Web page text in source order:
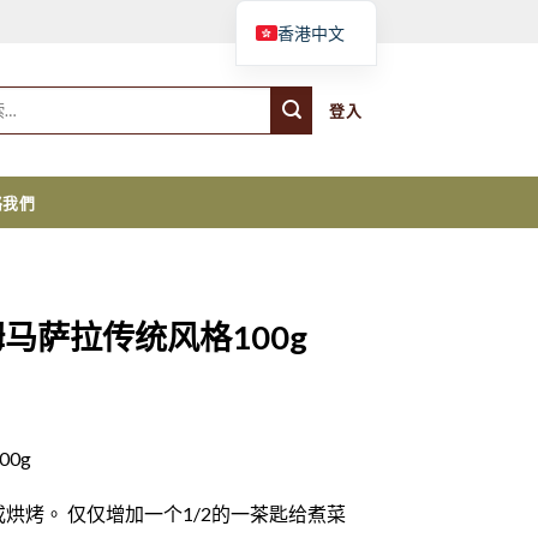
購物車
登入
們
萨拉传统风格100g
烤。 仅仅增加一个1/2的一茶匙给煮菜
香港中文